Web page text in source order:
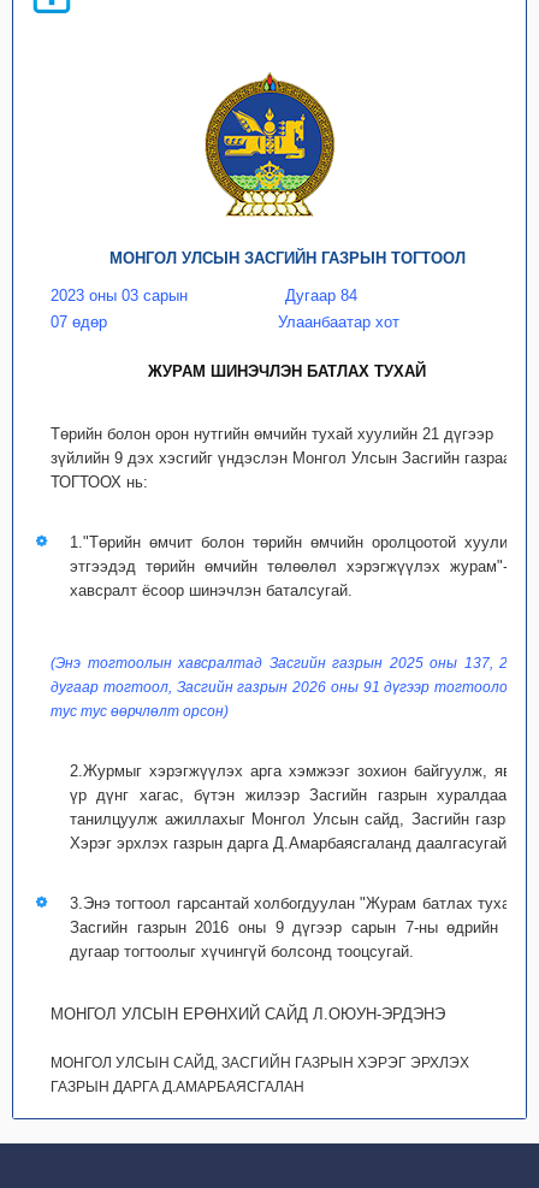
МОНГОЛ УЛСЫН ЗАСГИЙН ГАЗРЫН ТОГТООЛ
2023 оны 03 сарын
07 өдөр
Дугаар 84
Улаанбаатар хот
ЖУРАМ ШИНЭЧЛЭН БАТЛАХ ТУХАЙ
Төрийн болон орон нутгийн өмчийн тухай хуулийн 21 дүгээр
зүйлийн 9 дэх хэсгийг үндэслэн Монгол Улсын Засгийн газраас
ТОГТООХ нь:
1."Төрийн өмчит болон төрийн өмчийн оролцоотой хуулийн
этгээдэд төрийн өмчийн төлөөлөл хэрэгжүүлэх журам"-ыг
хавсралт ёсоор шинэчлэн баталсугай.
(Энэ тогтоолын хавсралтад Засгийн газрын 2025 оны 137, 286
дугаар тогтоол, Засгийн газрын 2026 оны 91 дүгээр тогтоолоор
тус тус өөрчлөлт орсон)
2.Журмыг хэрэгжүүлэх арга хэмжээг зохион байгуулж, явц,
үр дүнг хагас, бүтэн жилээр Засгийн газрын хуралдаанд
танилцуулж ажиллахыг Монгол Улсын сайд, Засгийн газрын
Хэрэг эрхлэх газрын дарга Д.Амарбаясгаланд даалгасугай.
3.Энэ тогтоол гарсантай холбогдуулан "Журам батлах тухай"
Засгийн газрын 2016 оны 9 дүгээр сарын 7-ны өдрийн 80
дугаар тогтоолыг хүчингүй болсонд тооцсугай.
МОНГОЛ УЛСЫН ЕРӨНХИЙ САЙД Л.ОЮУН-ЭРДЭНЭ
МОНГОЛ УЛСЫН САЙД, ЗАСГИЙН ГАЗРЫН ХЭРЭГ ЭРХЛЭХ
ГАЗРЫН ДАРГА Д.АМАРБАЯСГАЛАН